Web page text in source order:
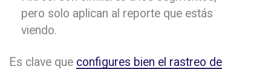
pero solo aplican al reporte que estás
viendo.
Es clave que configures bien el rastreo de